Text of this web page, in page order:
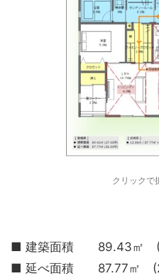
クリックで
■ 建築面積 89.43㎡
■ 延べ面積 87.77㎡